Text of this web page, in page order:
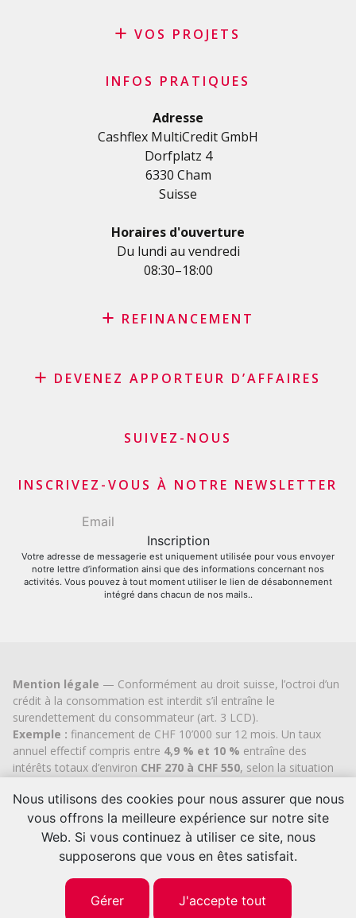
VOS PROJETS
Crédit personnel en Suisse
Crédit rénovation
Crédit véhicule
Crédit de formation
Crédit médical
Crédit personnel pour les indépendants
Crédit PME
Carte de crédit
INFOS PRATIQUES
Adresse
Cashflex MultiCredit GmbH
Dorfplatz 4
6330 Cham
Suisse
Horaires d'ouverture
Du lundi au vendredi
08:30–18:00
REFINANCEMENT
Rachat de leasing
Demande carte de crédit
DEVENEZ APPORTEUR D’AFFAIRES
Apporteurs d’affaires commerçants et marchands
SUIVEZ-NOUS
INSCRIVEZ-VOUS À NOTRE NEWSLETTER
Votre adresse de messagerie est uniquement utilisée pour vous envoyer
notre lettre d’information ainsi que des informations concernant nos
activités. Vous pouvez à tout moment utiliser le lien de désabonnement
intégré dans chacun de nos mails..
Mention légale — Conformément au droit suisse, l’octroi d’un
crédit à la consommation est interdit s’il entraîne le
surendettement du consommateur (art. 3 LCD).
Exemple : financement de CHF 10’000 sur 12 mois. Un taux
annuel effectif compris entre 4,9 % et 10 % entraîne des
intérêts totaux d’environ CHF 270 à CHF 550, selon la situation
Cashflex MultiCredit GmbH, inscrite au Registre du
commerce ducanton de Zougdepuis 2007 (IDECHE-
113.592.711), bénéficie de l’autorisation cantonale officielle
pour le courtage en crédit à la consommation.
© 2026 | Cashflex MultiCredit Sàrl
Nous utilisons des cookies pour nous assurer que nous
vous offrons la meilleure expérience sur notre site
Web. Si vous continuez à utiliser ce site, nous
supposerons que vous en êtes satisfait.
Gérer J'accepte tout